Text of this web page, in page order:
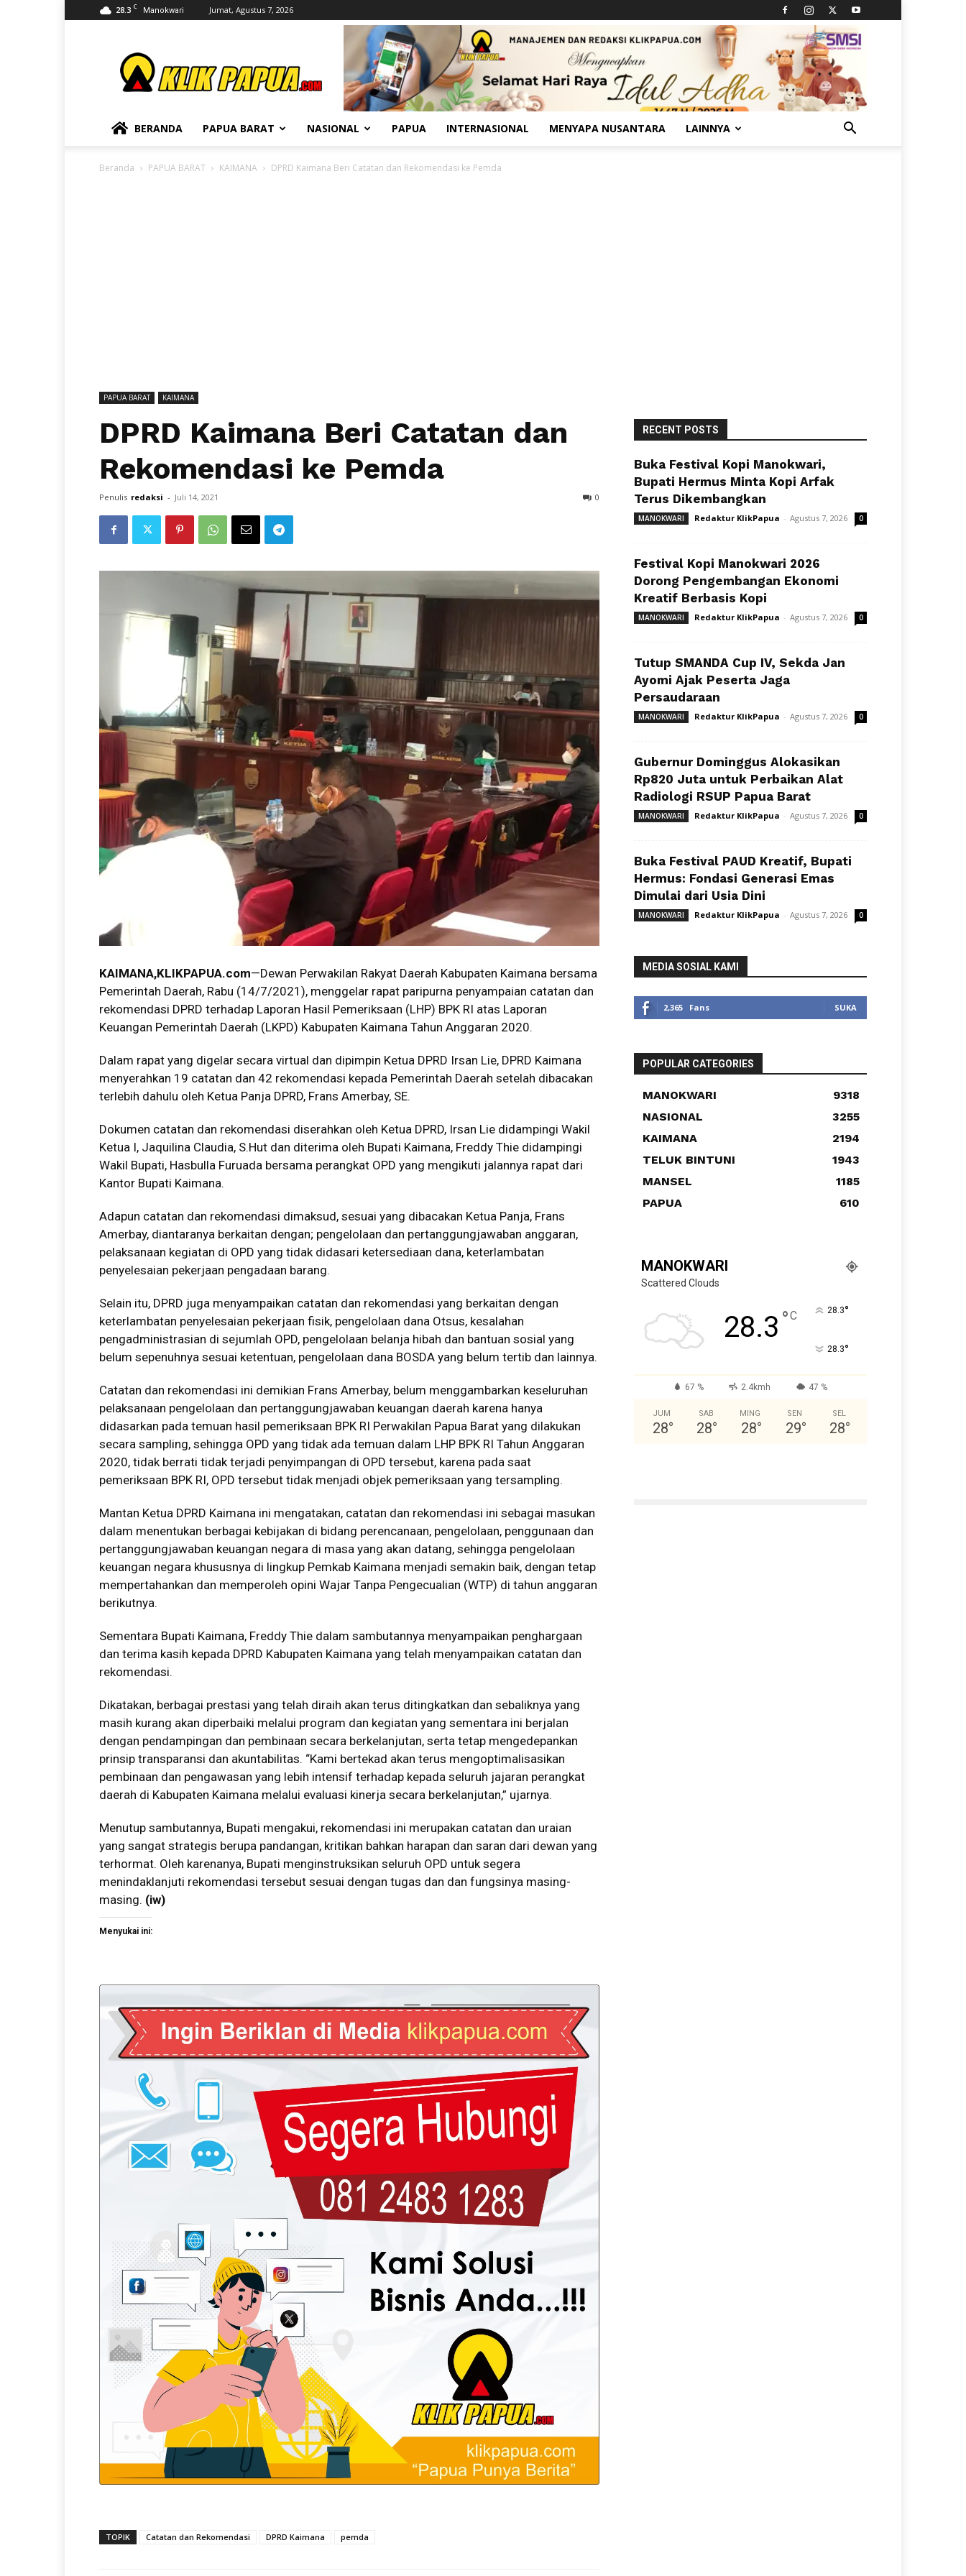
28.3 C Manokwari Jumat, Agustus 7, 2026
BERANDA PAPUA BARAT NASIONAL PAPUA INTERNASIONAL MENYAPA NUSANTARA LAINNYA
Beranda PAPUA BARAT KAIMANA DPRD Kaimana Beri Catatan dan Rekomendasi ke Pemda
PAPUA BARAT KAIMANA
DPRD Kaimana Beri Catatan dan
Rekomendasi ke Pemda
Penulis redaksi - Juli 14, 2021 0
KAIMANA,KLIKPAPUA.com—Dewan Perwakilan Rakyat Daerah Kabupaten Kaimana bersama
Pemerintah Daerah, Rabu (14/7/2021), menggelar rapat paripurna penyampaian catatan dan
rekomendasi DPRD terhadap Laporan Hasil Pemeriksaan (LHP) BPK RI atas Laporan
Keuangan Pemerintah Daerah (LKPD) Kabupaten Kaimana Tahun Anggaran 2020.
Dalam rapat yang digelar secara virtual dan dipimpin Ketua DPRD Irsan Lie, DPRD Kaimana
menyerahkan 19 catatan dan 42 rekomendasi kepada Pemerintah Daerah setelah dibacakan
terlebih dahulu oleh Ketua Panja DPRD, Frans Amerbay, SE.
Dokumen catatan dan rekomendasi diserahkan oleh Ketua DPRD, Irsan Lie didampingi Wakil
Ketua I, Jaquilina Claudia, S.Hut dan diterima oleh Bupati Kaimana, Freddy Thie didampingi
Wakil Bupati, Hasbulla Furuada bersama perangkat OPD yang mengikuti jalannya rapat dari
Kantor Bupati Kaimana.
Adapun catatan dan rekomendasi dimaksud, sesuai yang dibacakan Ketua Panja, Frans
Amerbay, diantaranya berkaitan dengan; pengelolaan dan pertanggungjawaban anggaran,
pelaksanaan kegiatan di OPD yang tidak didasari ketersediaan dana, keterlambatan
penyelesaian pekerjaan pengadaan barang.
Selain itu, DPRD juga menyampaikan catatan dan rekomendasi yang berkaitan dengan
keterlambatan penyelesaian pekerjaan fisik, pengelolaan dana Otsus, kesalahan
pengadministrasian di sejumlah OPD, pengelolaan belanja hibah dan bantuan sosial yang
belum sepenuhnya sesuai ketentuan, pengelolaan dana BOSDA yang belum tertib dan lainnya.
Catatan dan rekomendasi ini demikian Frans Amerbay, belum menggambarkan keseluruhan
pelaksanaan pengelolaan dan pertanggungjawaban keuangan daerah karena hanya
didasarkan pada temuan hasil pemeriksaan BPK RI Perwakilan Papua Barat yang dilakukan
secara sampling, sehingga OPD yang tidak ada temuan dalam LHP BPK RI Tahun Anggaran
2020, tidak berrati tidak terjadi penyimpangan di OPD tersebut, karena pada saat
pemeriksaan BPK RI, OPD tersebut tidak menjadi objek pemeriksaan yang tersampling.
Mantan Ketua DPRD Kaimana ini mengatakan, catatan dan rekomendasi ini sebagai masukan
dalam menentukan berbagai kebijakan di bidang perencanaan, pengelolaan, penggunaan dan
pertanggungjawaban keuangan negara di masa yang akan datang, sehingga pengelolaan
keuangan negara khususnya di lingkup Pemkab Kaimana menjadi semakin baik, dengan tetap
mempertahankan dan memperoleh opini Wajar Tanpa Pengecualian (WTP) di tahun anggaran
berikutnya.
Sementara Bupati Kaimana, Freddy Thie dalam sambutannya menyampaikan penghargaan
dan terima kasih kepada DPRD Kabupaten Kaimana yang telah menyampaikan catatan dan
rekomendasi.
Dikatakan, berbagai prestasi yang telah diraih akan terus ditingkatkan dan sebaliknya yang
masih kurang akan diperbaiki melalui program dan kegiatan yang sementara ini berjalan
dengan pendampingan dan pembinaan secara berkelanjutan, serta tetap mengedepankan
prinsip transparansi dan akuntabilitas. “Kami bertekad akan terus mengoptimalisasikan
pembinaan dan pengawasan yang lebih intensif terhadap kepada seluruh jajaran perangkat
daerah di Kabupaten Kaimana melalui evaluasi kinerja secara berkelanjutan,” ujarnya.
Menutup sambutannya, Bupati mengakui, rekomendasi ini merupakan catatan dan uraian
yang sangat strategis berupa pandangan, kritikan bahkan harapan dan saran dari dewan yang
terhormat. Oleh karenanya, Bupati menginstruksikan seluruh OPD untuk segera
menindaklanjuti rekomendasi tersebut sesuai dengan tugas dan dan fungsinya masing-
masing. (iw)
Menyukai ini:
TOPIK Catatan dan Rekomendasi DPRD Kaimana pemda
RECENT POSTS
Buka Festival Kopi Manokwari,
Bupati Hermus Minta Kopi Arfak
Terus Dikembangkan
MANOKWARI Redaktur KlikPapua - Agustus 7, 2026 0
Festival Kopi Manokwari 2026
Dorong Pengembangan Ekonomi
Kreatif Berbasis Kopi
MANOKWARI Redaktur KlikPapua - Agustus 7, 2026 0
Tutup SMANDA Cup IV, Sekda Jan
Ayomi Ajak Peserta Jaga
Persaudaraan
MANOKWARI Redaktur KlikPapua - Agustus 7, 2026 0
Gubernur Dominggus Alokasikan
Rp820 Juta untuk Perbaikan Alat
Radiologi RSUP Papua Barat
MANOKWARI Redaktur KlikPapua - Agustus 7, 2026 0
Buka Festival PAUD Kreatif, Bupati
Hermus: Fondasi Generasi Emas
Dimulai dari Usia Dini
MANOKWARI Redaktur KlikPapua - Agustus 7, 2026 0
MEDIA SOSIAL KAMI
2,365 Fans SUKA
POPULAR CATEGORIES
MANOKWARI
9318
NASIONAL
3255
KAIMANA
2194
TELUK BINTUNI
1943
MANSEL
1185
PAPUA
610
MANOKWARI
Scattered Clouds
28.3 °C 28.3°
28.3°
67 % 2.4kmh 47 %
JUM
28°
SAB
28°
MING
28°
SEN
29°
SEL
28°